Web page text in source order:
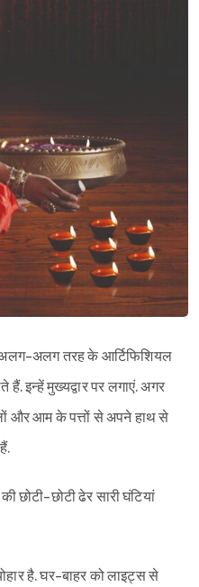
अलग तरह के आर्टिफिशियल
इन्हें मुख्यद्वार पर लगाएं. अगर
और आम के पत्तों से अपने हाथ से
छोटी-छोटी ढेर सारी घंटियां
है. घर-बाहर को लाइट्स से